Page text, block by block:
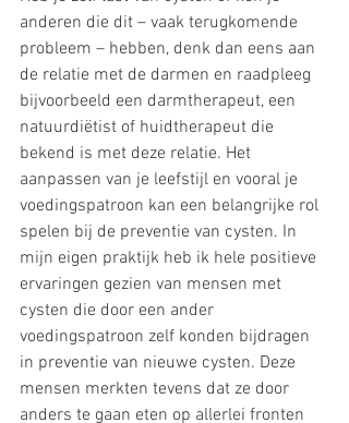
anderen die dit – vaak terugkomende
probleem – hebben, denk dan eens aan
de relatie met de darmen en raadpleeg
bijvoorbeeld een darmtherapeut, een
natuurdiëtist of huidtherapeut die
bekend is met deze relatie. Het
aanpassen van je leefstijl en vooral je
voedingspatroon kan een belangrijke rol
spelen bij de preventie van cysten. In
mijn eigen praktijk heb ik hele positieve
ervaringen gezien van mensen met
cysten die door een ander
voedingspatroon zelf konden bijdragen
in preventie van nieuwe cysten. Deze
mensen merkten tevens dat ze door
anders te gaan eten op allerlei fronten